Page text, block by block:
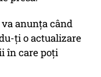
anunța când
ți o actualizare
în care poți